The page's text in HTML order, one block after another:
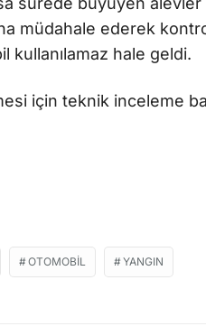
müdahale ederek
kullanılamaz hale geldi.
için teknik inceleme
OTOMOBIL YANGIN